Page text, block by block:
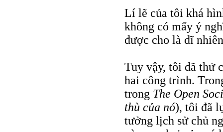
Lí lẽ của tôi khá
không có mấy ý
được cho là dĩ
Tuy vậy, tôi đã thử
hai công trình.
trong The Open
thù của nó), tôi đã
tưởng lịch sử chủ